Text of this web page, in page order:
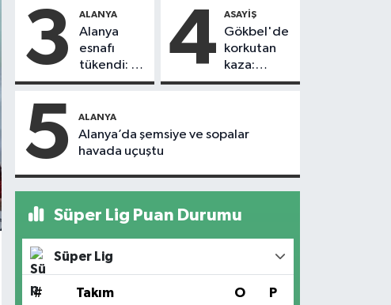
3 ALANYA
Alanya
esnafı
tükendi: 1
ayda 150
kapandı
4 ASAYIŞ
Gökbel'de
korkutan
kaza:
Başkanın
çarptı
5 ALANYA
Alanya’da şemsiye ve sopalar
havada uçuştu
Süper Lig Puan Durumu
Süper Lig
# Takım O P